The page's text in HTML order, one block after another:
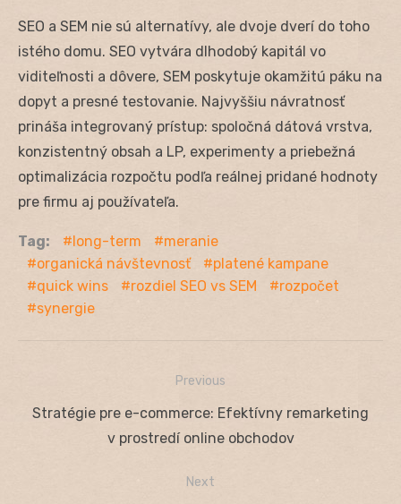
SEO a SEM nie sú alternatívy, ale dvoje dverí do toho
istého domu. SEO vytvára dlhodobý kapitál vo
viditeľnosti a dôvere, SEM poskytuje okamžitú páku na
dopyt a presné testovanie. Najvyššiu návratnosť
prináša integrovaný prístup: spoločná dátová vrstva,
konzistentný obsah a LP, experimenty a priebežná
optimalizácia rozpočtu podľa reálnej pridané hodnoty
pre firmu aj používateľa.
Tag: long-term
meranie
organická návštevnosť
platené kampane
quick wins
rozdiel SEO vs SEM
rozpočet
synergie
Navigácia
Previous
Previous
Stratégie pre e-commerce: Efektívny remarketing
v prostredí online obchodov
Next